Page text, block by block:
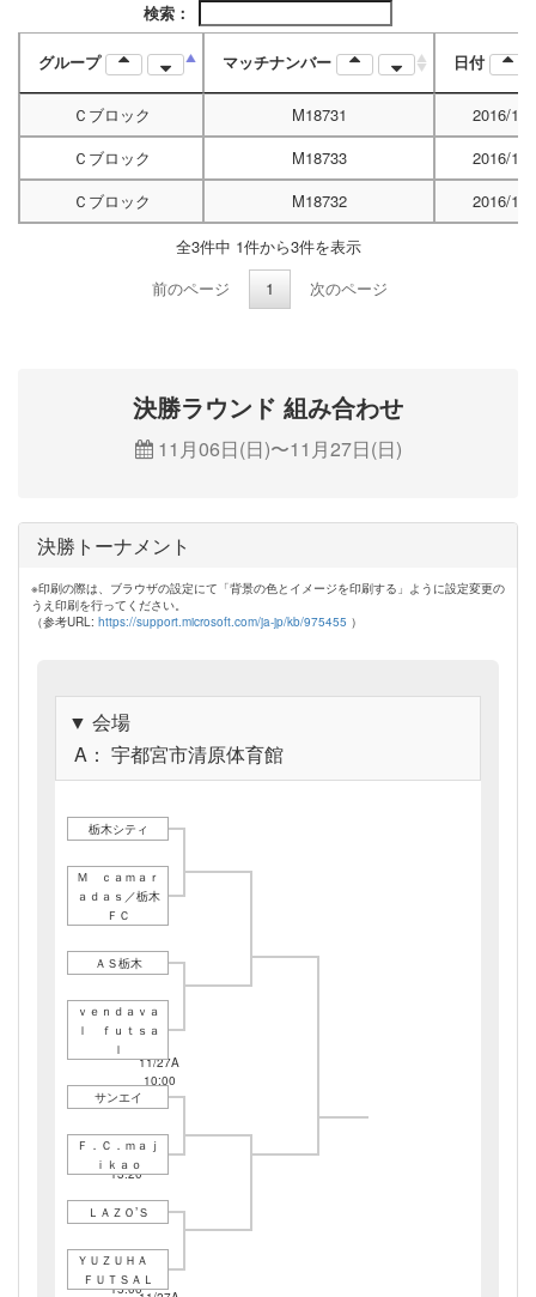
検索：
グループ マッチナンバー 日付
Ｃブロック M18731
2016/10/
Ｃブロック
M18733
2016/10/
Ｃブロック
M18732
2016/10/
全3件中 1件から3件を表示
前のページ
1 次のページ
決勝ラウンド 組み合わせ
11月06日(日)〜11月27日(日)
決勝トーナメント
※印刷の際は、ブラウザの設定にて「背景の色とイメージを印刷する」ように設定変更の
うえ印刷を行ってください。
（参考URL: https://support.microsoft.com/ja-jp/kb/975455 ）
▼ 会場
A： 宇都宮市清原体育館
栃木シティ
11/06A
10:00
Ｍ ｃａｍａｒ
ａｄａｓ／栃木
ＦＣ
11/27A
10:00
ＡＳ栃木
11/06A
11:40
ｖｅｎｄａｖａ
ｌ ｆｕｔｓａ
ｌ
サンエイ
13:20
Ｆ．Ｃ．ｍａｊ
ｉｋａｏ
ＬＡＺＯ’Ｓ
15:00
ＹＵＺＵＨＡ
ＦＵＴＳＡＬ